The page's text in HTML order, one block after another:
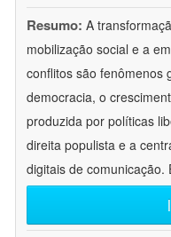
Resumo: A
mobilização social e a
conflitos são fenômenos
democracia, o
produzida por políticas
direita populista e a
digitais de